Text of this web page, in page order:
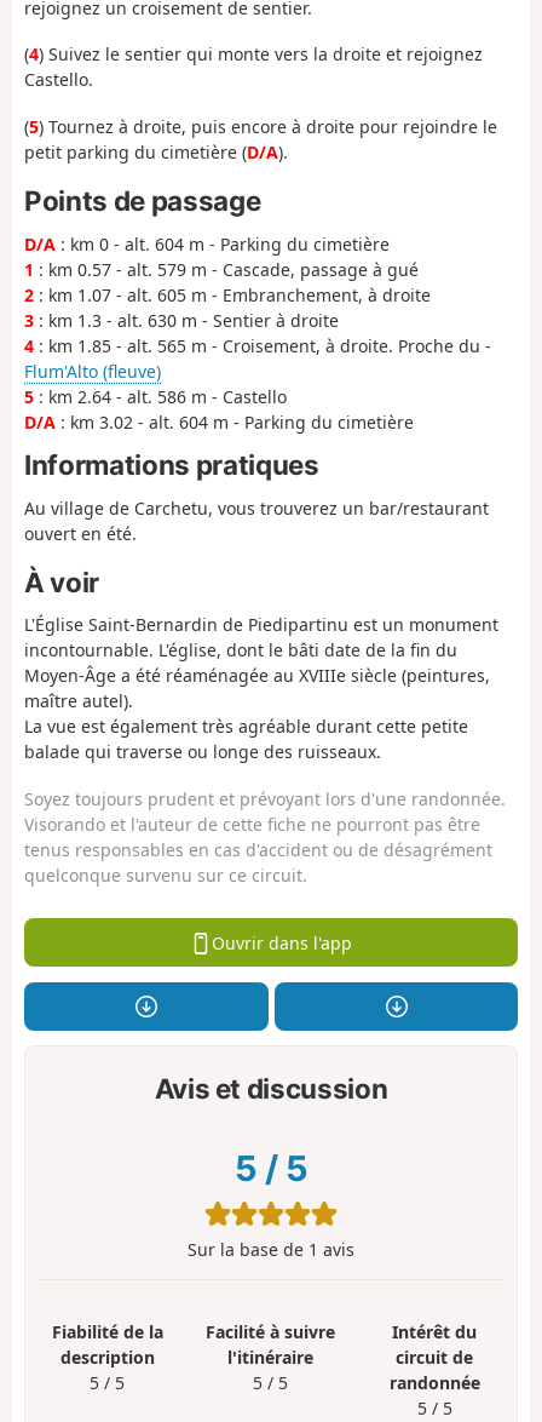
rejoignez un croisement de sentier.
(4) Suivez le sentier qui monte vers la droite et rejoignez
Castello.
(5) Tournez à droite, puis encore à droite pour rejoindre le
petit parking du cimetière (D/A).
Points de passage
D/A : km 0 - alt. 604 m - Parking du cimetière
1 : km 0.57 - alt. 579 m - Cascade, passage à gué
2 : km 1.07 - alt. 605 m - Embranchement, à droite
3 : km 1.3 - alt. 630 m - Sentier à droite
4 : km 1.85 - alt. 565 m - Croisement, à droite. Proche du -
Flum'Alto (fleuve)
5 : km 2.64 - alt. 586 m - Castello
D/A : km 3.02 - alt. 604 m - Parking du cimetière
Informations pratiques
Au village de Carchetu, vous trouverez un bar/restaurant
ouvert en été.
À voir
L'Église Saint-Bernardin de Piedipartinu est un monument
incontournable. L'église, dont le bâti date de la fin du
Moyen-Âge a été réaménagée au XVIIIe siècle (peintures,
maître autel).
La vue est également très agréable durant cette petite
balade qui traverse ou longe des ruisseaux.
Soyez toujours prudent et prévoyant lors d'une randonnée.
Visorando et l'auteur de cette fiche ne pourront pas être
tenus responsables en cas d'accident ou de désagrément
quelconque survenu sur ce circuit.
Ouvrir dans l'app
Avis et discussion
5 / 5
Sur la base de 1 avis
Fiabilité de la
description
5 / 5
Facilité à suivre
l'itinéraire
5 / 5
Intérêt du
circuit de
randonnée
5 / 5